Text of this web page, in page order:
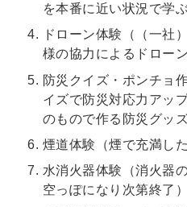
を本番に近い状況で学ぶ
ドローン体験（（一社
様の協力によるドロー
防災クイズ・ポンチョ
イズで防災対応力アッ
のもので作る防災グッズ
煙道体験（煙で充満し
水消火器体験（消火器
空っぽになり次第終了）